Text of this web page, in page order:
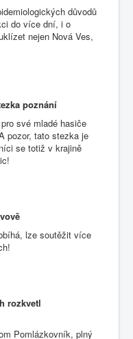
důvodů
do více dní, i o
nejen Nová Ves,
poznání
své mladé hasiče
pozor, tato stezka je
se totiž v krajině
lze soutěžit více
rozkvetl
Pomlázkovník, plný